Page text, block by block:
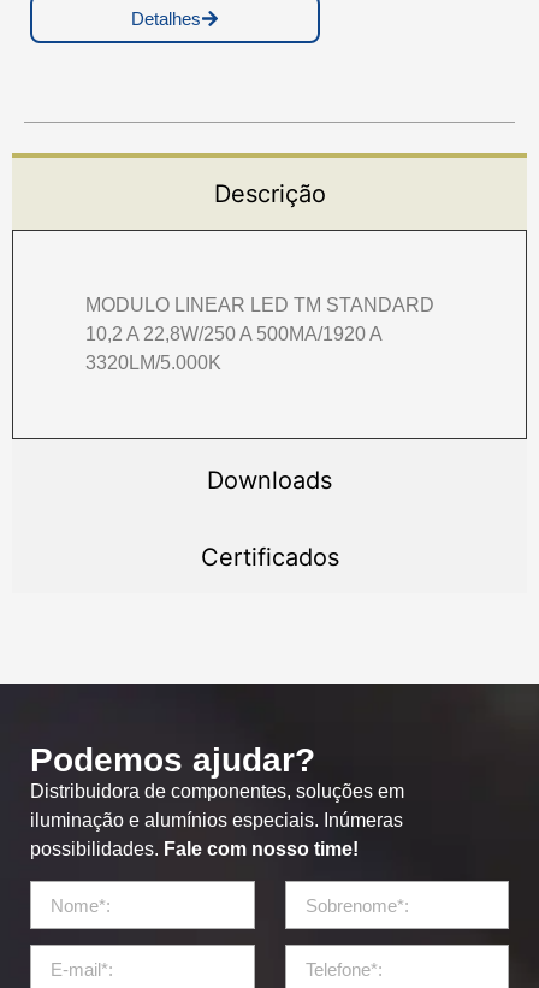
Detalhes
Descrição
Downloads
Certificados
MODULO LINEAR LED TM STANDARD
10,2 A 22,8W/250 A 500MA/1920 A
3320LM/5.000K
Podemos ajudar?
Distribuidora de componentes, soluções em
iluminação e alumínios especiais. Inúmeras
possibilidades. Fale com nosso time!